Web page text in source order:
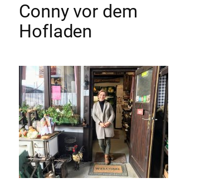
Conny vor dem
Hofladen